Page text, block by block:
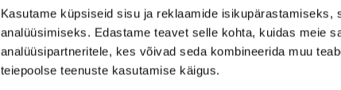
Kasutame küpsiseid sisu ja reklaamide
analüüsimiseks. Edastame teavet selle kohta, kuidas meie
analüüsipartneritele, kes võivad seda kombineerida muu
teiepoolse teenuste kasutamise käigus.
SAUNAUSTE